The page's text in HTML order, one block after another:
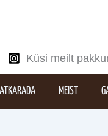
Küsi meilt
MEIST